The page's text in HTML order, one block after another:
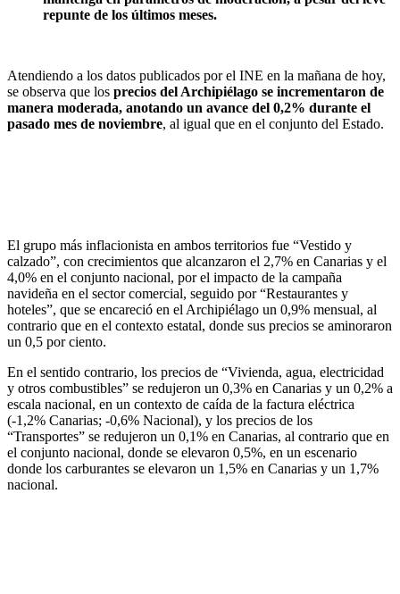
repunte de los últimos meses.
Atendiendo a los datos publicados por el INE en la mañana de hoy,
se observa que los precios del Archipiélago se incrementaron de
manera moderada, anotando un avance del 0,2% durante el
pasado mes de noviembre, al igual que en el conjunto del Estado.
El grupo más inflacionista en ambos territorios fue “Vestido y
calzado”, con crecimientos que alcanzaron el 2,7% en Canarias y el
4,0% en el conjunto nacional, por el impacto de la campaña
navideña en el sector comercial, seguido por “Restaurantes y
hoteles”, que se encareció en el Archipiélago un 0,9% mensual, al
contrario que en el contexto estatal, donde sus precios se aminoraron
un 0,5 por ciento.
En el sentido contrario, los precios de “Vivienda, agua, electricidad
y otros combustibles” se redujeron un 0,3% en Canarias y un 0,2% a
escala nacional, en un contexto de caída de la factura eléctrica
(-1,2% Canarias; -0,6% Nacional), y los precios de los
“Transportes” se redujeron un 0,1% en Canarias, al contrario que en
el conjunto nacional, donde se elevaron 0,5%, en un escenario
donde los carburantes se elevaron un 1,5% en Canarias y un 1,7%
nacional.